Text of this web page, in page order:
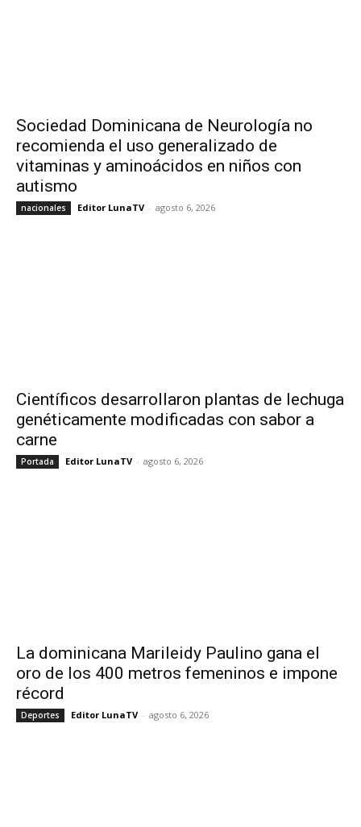
Sociedad Dominicana de Neurología no
recomienda el uso generalizado de
vitaminas y aminoácidos en niños con
autismo
nacionales Editor LunaTV - agosto 6, 2026
Científicos desarrollaron plantas de lechuga
genéticamente modificadas con sabor a
carne
Portada Editor LunaTV - agosto 6, 2026
La dominicana Marileidy Paulino gana el
oro de los 400 metros femeninos e impone
récord
Deportes Editor LunaTV - agosto 6, 2026